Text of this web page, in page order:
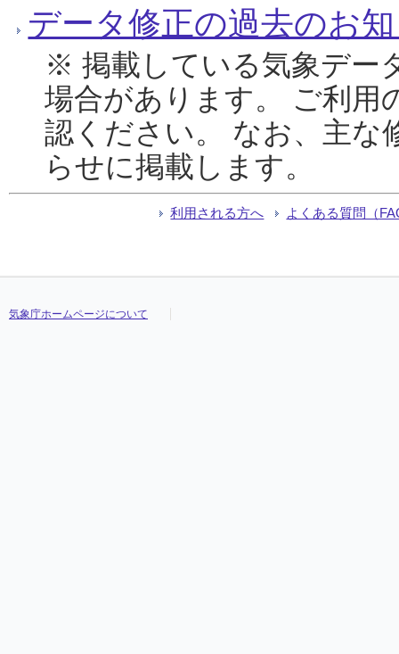
データ修正の過去のお
※ 掲載している気象デー
場合があります。 ご利用
認ください。 なお、主な
らせに掲載します。
利用される方へ よくある質問（
気象庁ホームページについて